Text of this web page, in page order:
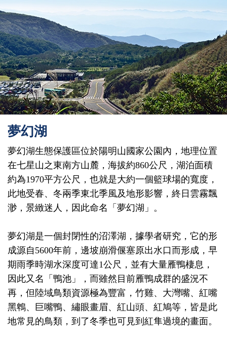
夢幻湖
夢幻湖生態保護區位於陽明山國家公園內，地理位置
在七星山之東南方山麓，海拔約860公尺，湖泊面積
約為1970平方公尺，也就是大約一個籃球場的寬度，
此地受春、冬兩季東北季風及地形影響，終日雲霧飄
渺，景緻迷人，因此命名「夢幻湖」。
夢幻湖是一個封閉性的沼澤湖，據學者研究，它的形
成源自5600年前，邊坡崩滑偃塞原出水口而形成，早
期雨季時湖水深度可達1公尺，並有大量雁鴨棲息，
因此又名「鴨池」，而雖然目前雁鴨成群的盛況不
再，但陸域鳥類資源極為豐富，竹雞、大灣嘴、紅嘴
黑鵯、巨嘴鴨、繡眼畫眉、紅山頭、紅鳩等，皆是此
地常見的鳥類，到了冬季也可見到紅隼過境的畫面。